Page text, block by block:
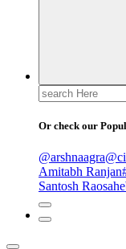
Search
for:
Or check our
@arshnaagra
Amitabh Ranjan
Santosh